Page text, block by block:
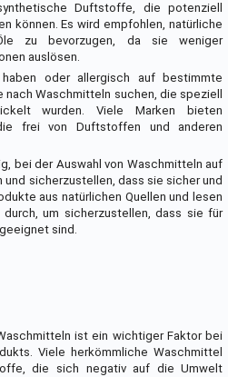
Duftstoffe, die potenziell
können. Es wird empfohlen, natürliche
zu bevorzugen, da sie weniger
auslösen.
oder allergisch auf bestimmte
Waschmitteln suchen, die speziell
wurden. Viele Marken bieten
frei von Duftstoffen und anderen
bei der Auswahl von Waschmitteln auf
sicherzustellen, dass sie sicher und
aus natürlichen Quellen und lesen
um sicherzustellen, dass sie für
sind.
ist ein wichtiger Faktor bei
Viele herkömmliche Waschmittel
die sich negativ auf die Umwelt